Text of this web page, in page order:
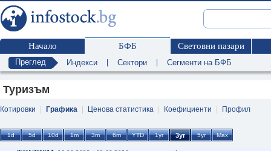
Начало БФБ Световни пазари
Преглед Индекси Сектори Сегменти на БФБ
Туризъм
Котировки Графика Ценова статистика Коефициенти Профил